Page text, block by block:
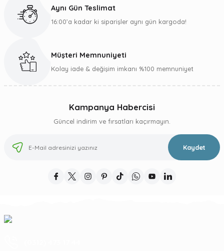
Gönder
Aynı Gün Teslimat
16:00’a kadar ki siparişler aynı gün kargoda!
Müşteri Memnuniyeti
Kolay iade & değişim imkanı %100 memnuniyet
Kampanya Habercisi
Güncel indirim ve fırsatları kaçırmayın.
Kaydet